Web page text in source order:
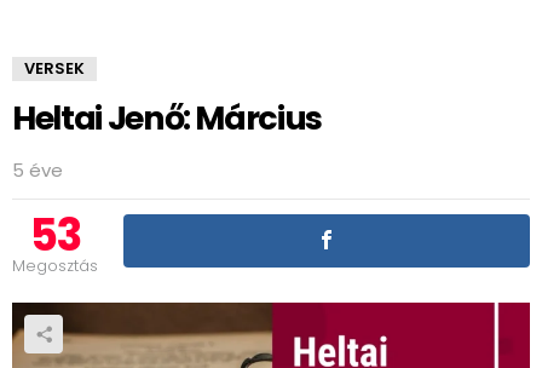
VERSEK
Heltai Jenő: Március
5 éve
53
Megosztás